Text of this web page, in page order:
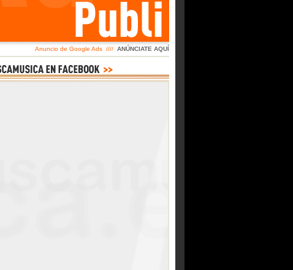
Anuncio de Google Ads //// ANÚNCIATE AQUÍ